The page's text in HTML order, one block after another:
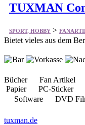
TUXMAN
SPORT, HOBBY>
Bietet vieles aus dem
Bücher Fan Artikel
Papier PC-Sticker
Software DVD
tuxman.de